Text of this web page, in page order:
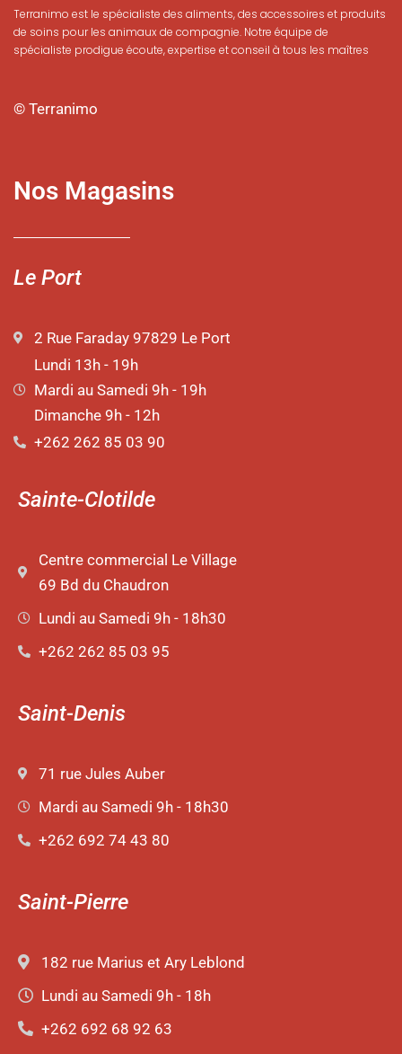
Terranimo est le spécialiste des aliments, des accessoires et produits
de soins pour les animaux de compagnie. Notre équipe de
spécialiste prodigue écoute, expertise et conseil à tous les maîtres
© Terranimo
Nos Magasins
Le Port
2 Rue Faraday 97829 Le Port
Lundi 13h - 19h
Mardi au Samedi 9h - 19h
Dimanche 9h - 12h
+262 262 85 03 90
Sainte-Clotilde
Centre commercial Le Village
69 Bd du Chaudron
Lundi au Samedi 9h - 18h30
+262 262 85 03 95
Saint-Denis
71 rue Jules Auber
Mardi au Samedi 9h - 18h30
+262 692 74 43 80
Saint-Pierre
182 rue Marius et Ary Leblond
Lundi au Samedi 9h - 18h
+262 692 68 92 63